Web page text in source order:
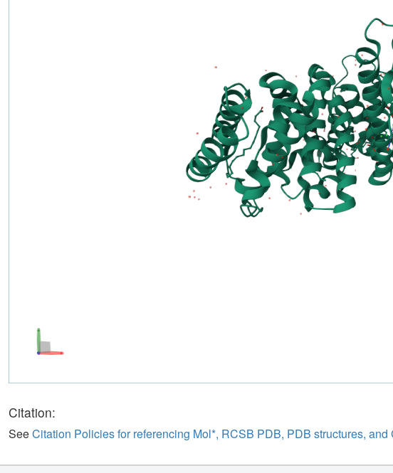
Citation:
SeeCitation Policies for referencing Mol*, RCSB PDB, PDB structures,